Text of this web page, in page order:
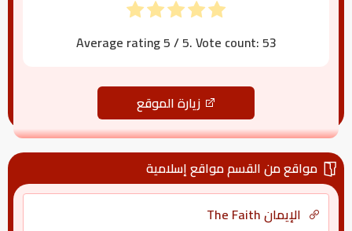
Average rating5/ 5. Vote count:53
زيارة الموقع
مواقع من القسم مواقع إسلامية
الإيمان The Faith